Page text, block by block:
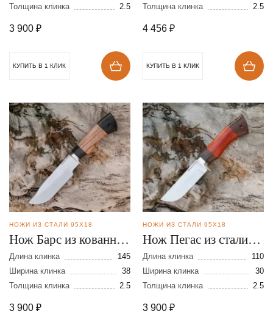
Толщина клинка
2.5
3 900 ₽
КУПИТЬ В 1 КЛИК
Толщина клинка
2.5
4 456 ₽
КУПИТЬ В 1 КЛИК
НОЖИ ИЗ СТАЛИ 95Х18
Нож Барс из кованной
стали 95Х18
Длина клинка
145
Ширина клинка
38
Толщина клинка
2.5
3 900 ₽
НОЖИ ИЗ СТАЛИ 95Х18
Нож Пегас из стали
95Х18
Длина клинка
110
Ширина клинка
30
Толщина клинка
2.5
3 900 ₽